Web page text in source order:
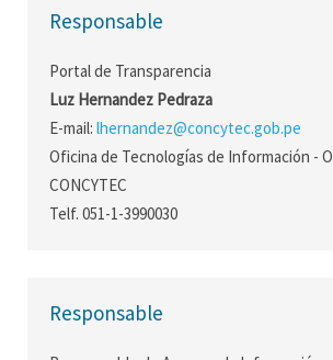
Responsable
Portal de Transparencia
Luz Hernandez Pedraza
E-mail: lhernandez@concytec.gob.pe
Oficina de Tecnologías de Información -
CONCYTEC
Telf. 051-1-3990030
Responsable